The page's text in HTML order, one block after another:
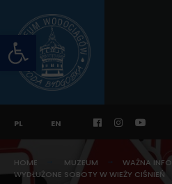
Otwórz pasek narzędzi
to
content
PL EN
HOME MUZEUM
WAŻNA
WYDŁUŻONE SOBOTY W WIEŻY CIŚNIEŃ
for: